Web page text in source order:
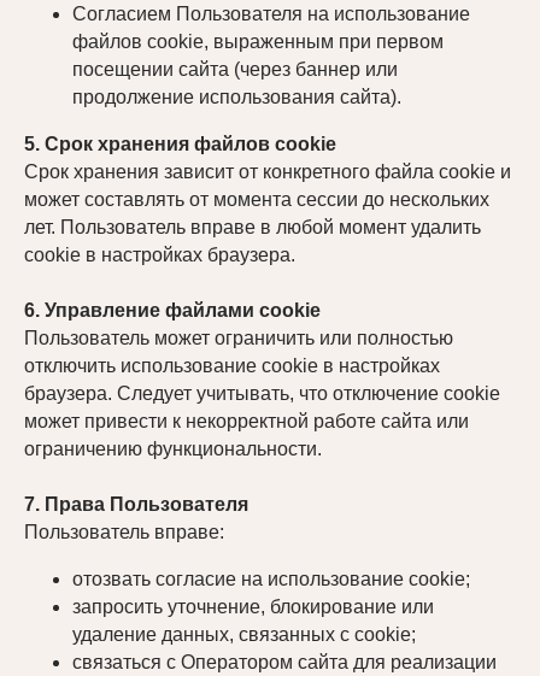
Согласием Пользователя на использование
файлов cookie, выраженным при первом
посещении сайта (через баннер или
продолжение использования сайта).
5. Срок хранения файлов cookie
Срок хранения зависит от конкретного файла cookie и
может составлять от момента сессии до нескольких
лет. Пользователь вправе в любой момент удалить
cookie в настройках браузера.
6. Управление файлами cookie
Пользователь может ограничить или полностью
отключить использование cookie в настройках
браузера. Следует учитывать, что отключение cookie
может привести к некорректной работе сайта или
ограничению функциональности.
7. Права Пользователя
Пользователь вправе:
отозвать согласие на использование cookie;
запросить уточнение, блокирование или
удаление данных, связанных с cookie;
связаться с Оператором сайта для реализации
Tazik club —
ваш приватный уголок
релакса
г. Москва, улица 1812 года, дом. 18
Наш адрес:
доступный в любое время суток
+ 7 499 753 05 40
Телефон: